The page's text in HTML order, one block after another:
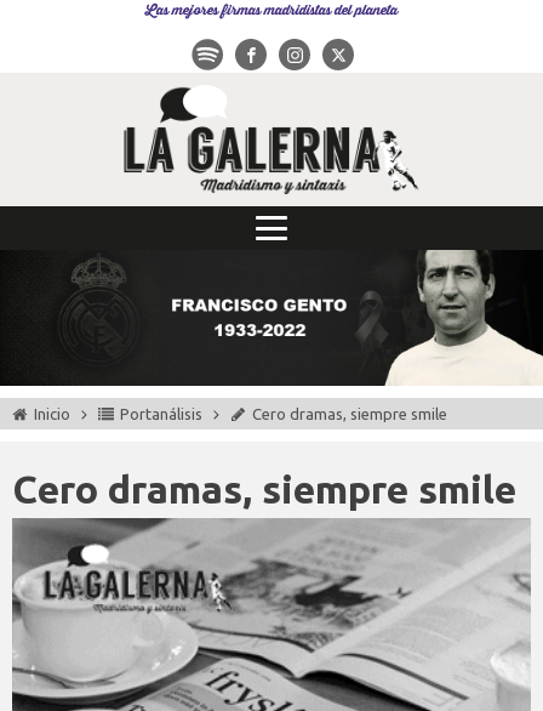
Las mejores firmas madridistas del planeta
Inicio Portanálisis Cero dramas, siempre smile
Cero dramas, siempre smile